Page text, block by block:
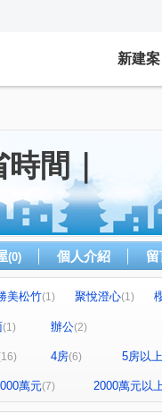
新建案
間｜
(0) 個人介紹
美松竹(1) 聚悅澄心(1)
勝美有禮
大毅讚幸福(1) 久樘臻悅
雲(1) 米蘭雙星(1)
國雄
二路二段(3) 松竹路二段(2)
(1) 辦公(2)
4房(6) 5房以上
萬元(7) 2000萬元以